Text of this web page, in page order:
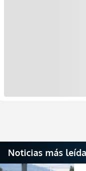
Noticias más